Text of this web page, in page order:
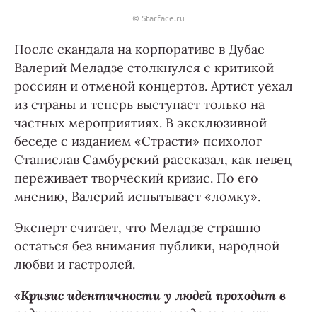
© Starface.ru
После скандала на корпоративе в Дубае
Валерий Меладзе столкнулся с критикой
россиян и отменой концертов. Артист уехал
из страны и теперь выступает только на
частных мероприятиях. В эксклюзивной
беседе с изданием «Страсти» психолог
Станислав Самбурский рассказал, как певец
переживает творческий кризис. По его
мнению, Валерий испытывает «ломку».
Эксперт считает, что Меладзе страшно
остаться без внимания публики, народной
любви и гастролей.
«Кризис идентичности у людей проходит в